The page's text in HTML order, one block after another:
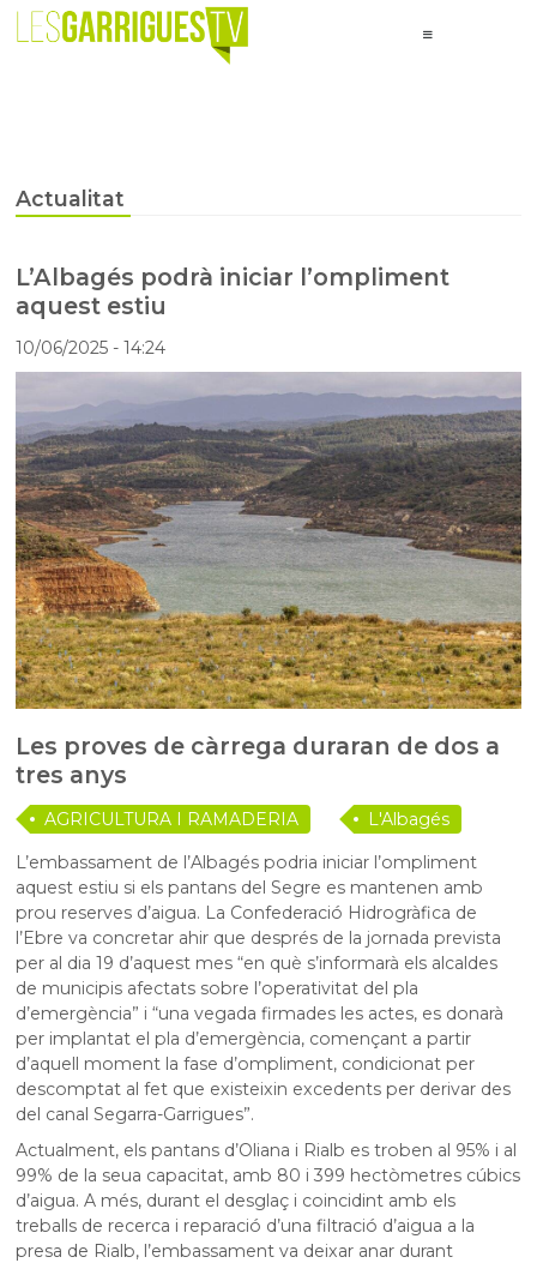
Actualitat
L’Albagés podrà iniciar l’ompliment
aquest estiu
10/06/2025- 14:24
Les proves de càrrega duraran de dos a
tres anys
AGRICULTURA I RAMADERIA
L'Albagés
L’embassament de l’Albagés podria iniciar l’ompliment
aquest estiu si els pantans del Segre es mantenen amb
prou reserves d’aigua. La Confederació Hidrogràfica de
l’Ebre va concretar ahir que després de la jornada prevista
per al dia 19 d’aquest mes “en què s’informarà els alcaldes
de municipis afectats sobre l’operativitat del pla
d’emergència” i “una vegada firmades les actes, es donarà
per implantat el pla d’emergència, començant a partir
d’aquell moment la fase d’ompliment, condicionat per
descomptat al fet que existeixin excedents per derivar des
del canal Segarra-Garrigues”.
Actualment, els pantans d’Oliana i Rialb es troben al 95% i al
99% de la seua capacitat, amb 80 i 399 hectòmetres cúbics
d’aigua. A més, durant el desglaç i coincidint amb els
treballs de recerca i reparació d’una filtració d’aigua a la
presa de Rialb, l’embassament va deixar anar durant